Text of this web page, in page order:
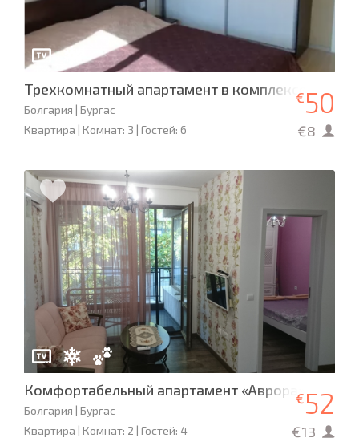
Трехкомнатный апартамент в комплексе
Болгария | Бургас
Квартира | Комнат: 3 | Гостей: 6
€50
€8
Комфортабельный апартамент «Аврора»
Болгария | Бургас
Квартира | Комнат: 2 | Гостей: 4
€52
€13